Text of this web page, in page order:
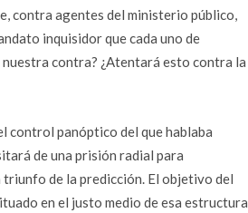
contra agentes del ministerio público,
inquisidor que cada uno de
contra? ¿Atentará esto contra la
control panóptico del que hablaba
de una prisión radial para
de la predicción. El objetivo del
en el justo medio de esa estructura